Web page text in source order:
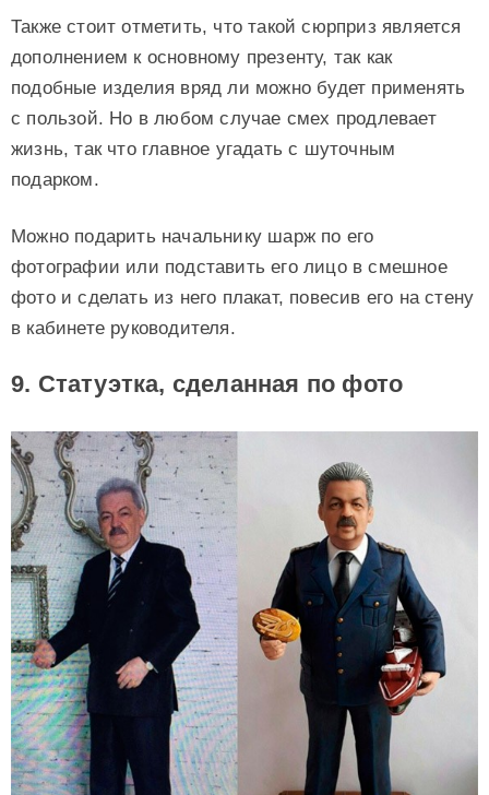
Также стоит отметить, что такой сюрприз является
дополнением к основному презенту, так как
подобные изделия вряд ли можно будет применять
с пользой. Но в любом случае смех продлевает
жизнь, так что главное угадать с шуточным
подарком.
Можно подарить начальнику шарж по его
фотографии или подставить его лицо в смешное
фото и сделать из него плакат, повесив его на стену
в кабинете руководителя.
9. Статуэтка, сделанная по фото